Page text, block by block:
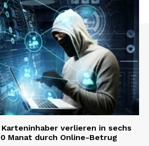
verlieren in sechs
Manat durch Online-Betrug